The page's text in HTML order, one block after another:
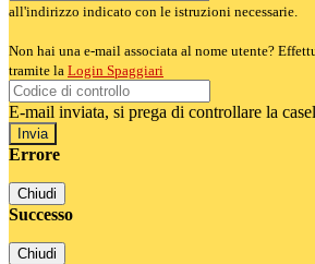
all'indirizzo indicato con le istruzioni necessarie.
Non hai una e-mail associata al nome utente?
tramite la Login Spaggiari
E-mail inviata, si prega di controllare la
Errore
Chiudi
Successo
Chiudi